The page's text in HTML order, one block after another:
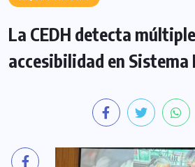
La CEDH detecta
accesibilidad en